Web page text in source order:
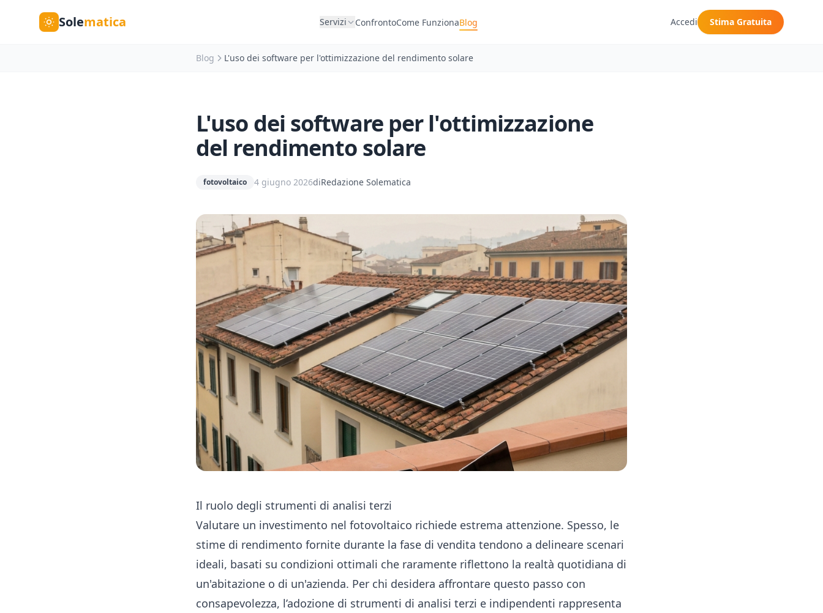
Solematica Servizi ConfrontoCome FunzionaBlog Accedi Stima Gratuita
Blog L'uso dei software per l'ottimizzazione del rendimento solare
L'uso dei software per l'ottimizzazione
del rendimento solare
fotovoltaico 4 giugno 2026diRedazione Solematica
Il ruolo degli strumenti di analisi terzi
Valutare un investimento nel fotovoltaico richiede estrema attenzione. Spesso, le
stime di rendimento fornite durante la fase di vendita tendono a delineare scenari
ideali, basati su condizioni ottimali che raramente riflettono la realtà quotidiana di
un'abitazione o di un'azienda. Per chi desidera affrontare questo passo con
consapevolezza, l’adozione di strumenti di analisi terzi e indipendenti rappresenta